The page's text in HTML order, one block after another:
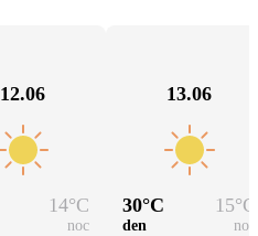
12.06
14°C
noc
13.06
30°C 15°C
den noc